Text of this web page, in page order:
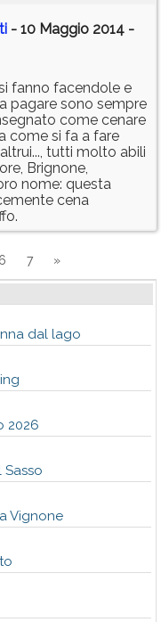
- 10 Maggio 2014 -
fanno facendole e
pagare sono sempre
come cenare
come si fa a fare
tutti molto abili
Brignone,
nome: questa
cena
6 7 »
dal lago
2026
Vignone